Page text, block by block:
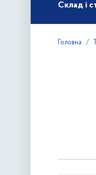
Склад і
Головна